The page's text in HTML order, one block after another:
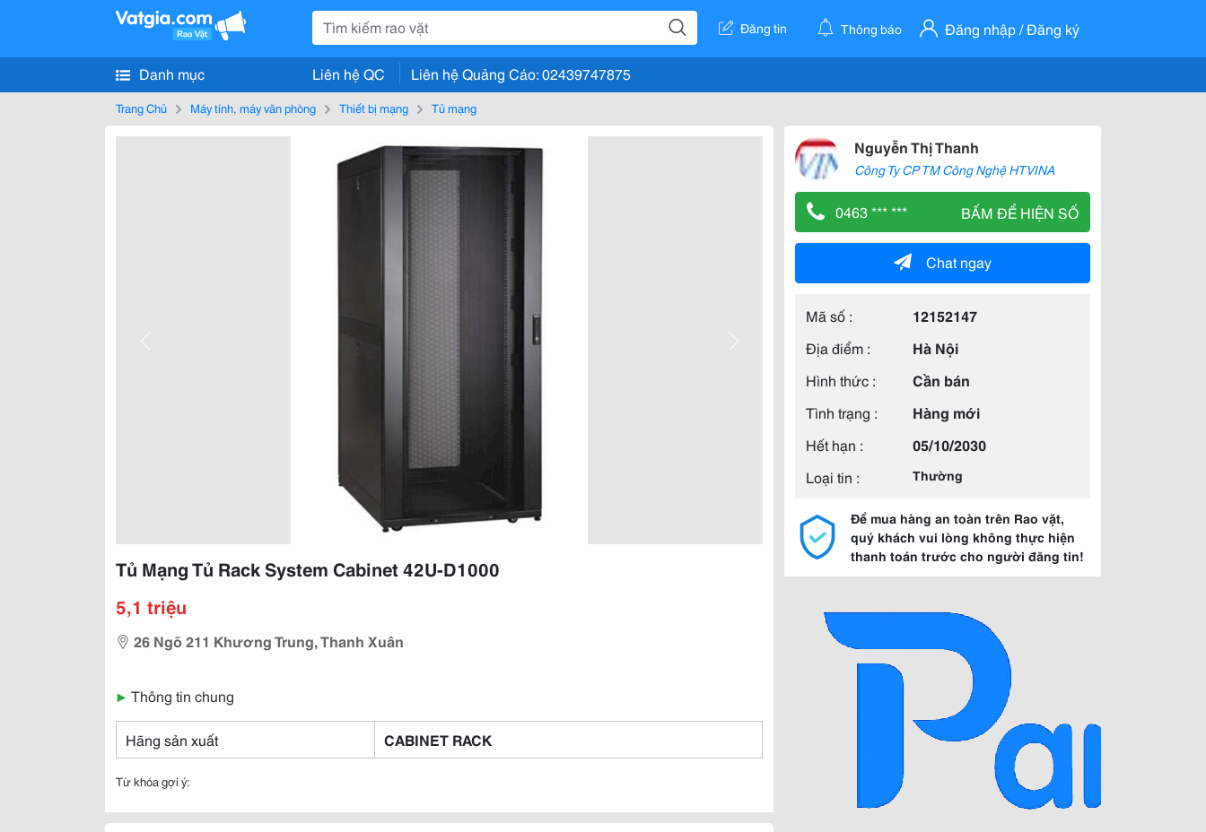
Đăng tin Thông báo Đăng nhập / Đăng ký
Danh mục Liên hệ QC Liên hệ Quảng Cáo: 02439747875
Trang Chủ Máy tính, máy văn phòng Thiết bị mạng Tủ mạng
Tủ Mạng Tủ Rack System Cabinet 42U-D1000
5,1 triệu
26 Ngõ 211 Khương Trung, Thanh Xuân
▶ Thông tin chung
Hãng sản xuất CABINET RACK
Từ khóa gợi ý:
Nguyễn Thị Thanh
Công Ty CP TM Công Nghệ HTVINA
0463 *** *** BẤM ĐỂ HIỆN SỐ
Chat ngay
Mã số :
12152147
Địa điểm :
Hà Nội
Hình thức :
Cần bán
Tình trạng :
Hàng mới
Hết hạn :
05/10/2030
Loại tin :
Thường
Để mua hàng an toàn trên Rao vặt,
quý khách vui lòng không thực hiện
thanh toán trước cho người đăng tin!